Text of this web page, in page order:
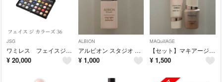
JSG
ワミレス フェイスジカラーズ39 ブラシ付
¥ 20,000
ALBION
アルビオン スタジオ リングライト ディフェンダー SPF35 PA＋＋＋ 30
¥ 1,000
MAQuillAGE
【セット】マキアージュ エッセンスリキッドEX＋エッセンスベースEX
¥ 1,500